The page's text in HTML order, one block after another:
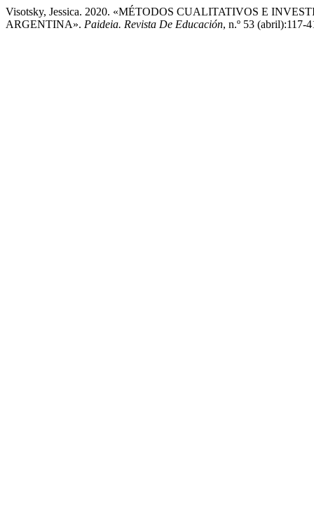
Visotsky, Jessica. 2020. «MÉTODOS CUALITATIVOS E
ARGENTINA». Paideia. Revista De Educación, n.º 53 (abril):117-